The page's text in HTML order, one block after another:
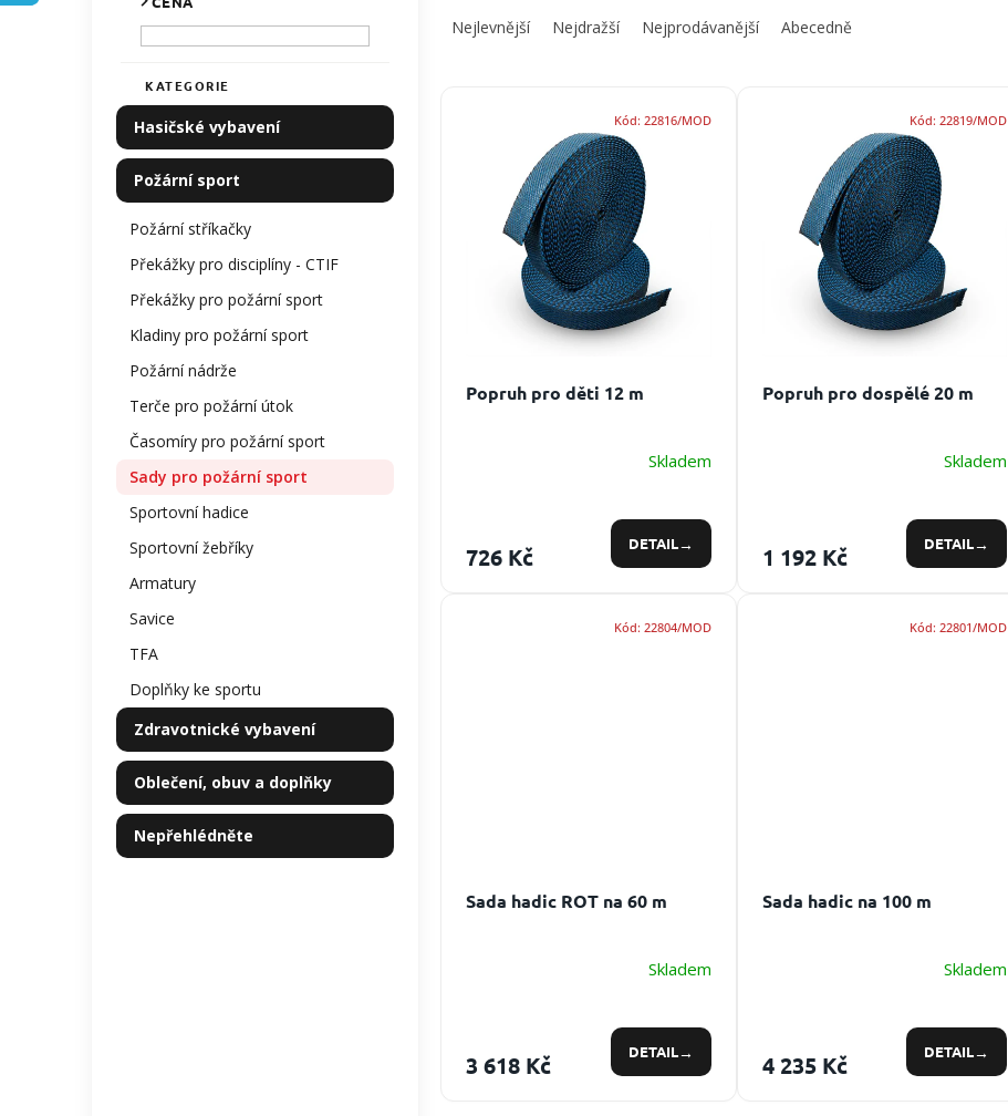
Přeskočit
kategorie
KATEGORIE
Hasičské vybavení
Požární sport
Požární stříkačky
Překážky pro disciplíny - CTIF
Překážky pro požární sport
Kladiny pro požární sport
Požární nádrže
Terče pro požární útok
Časomíry pro požární sport
Sady pro požární sport
Sportovní hadice
Sportovní žebříky
Armatury
Savice
TFA
Doplňky ke sportu
Zdravotnické vybavení
Oblečení, obuv a doplňky
Nepřehlédněte
Nejlevnější Nejdražší Nejprodávanější Abecedně
Popruh pro děti 12 m
Skladem
726 Kč DETAIL
Kód: 22816/MOD
Popruh pro dospělé 20 m
Skladem
1 192 Kč DETAIL
Kód: 22819/MOD
Sada hadic ROT na 60 m
Skladem
3 618 Kč DETAIL
Kód: 22804/MOD
Sada hadic na 100 m
Skladem
4 235 Kč DETAIL
Kód:22801/MOD